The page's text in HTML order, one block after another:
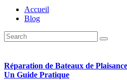
Accueil
Blog
Réparation de Bateaux de
Un Guide Pratique